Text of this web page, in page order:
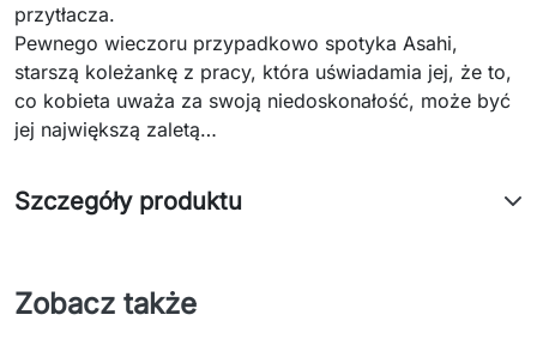
przytłacza.
Pewnego wieczoru przypadkowo spotyka Asahi,
starszą koleżankę z pracy, która uświadamia jej, że to,
co kobieta uważa za swoją niedoskonałość, może być
jej największą zaletą…
Szczegóły produktu
Zobacz także